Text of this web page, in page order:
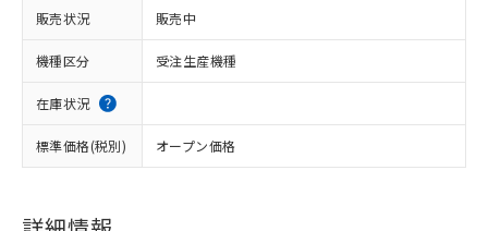
販売状況 販売中
機種区分 受注生産機種
在庫状況
標準価格(税別) オープン価格